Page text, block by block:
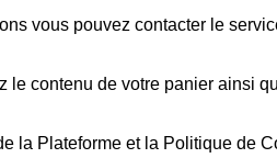
vous pouvez contacter le
contenu de votre panier ainsi
la Plateforme et la Politique de